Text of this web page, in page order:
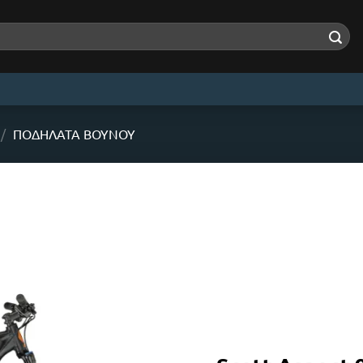
/ ΠΟΔΉΛΑΤΑ ΒΟΥΝΟΎ